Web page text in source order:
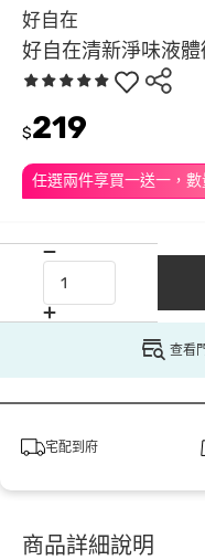
好自在
好自在清新淨味液
任選兩件享買一送一，
$219
查看
宅配到府
商品詳細說明